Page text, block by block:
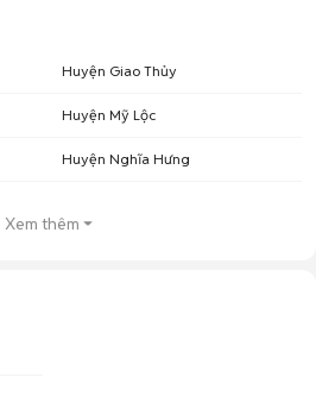
Huyện Giao Thủy
Huyện Mỹ Lộc
Huyện Nghĩa Hưng
Xem thêm